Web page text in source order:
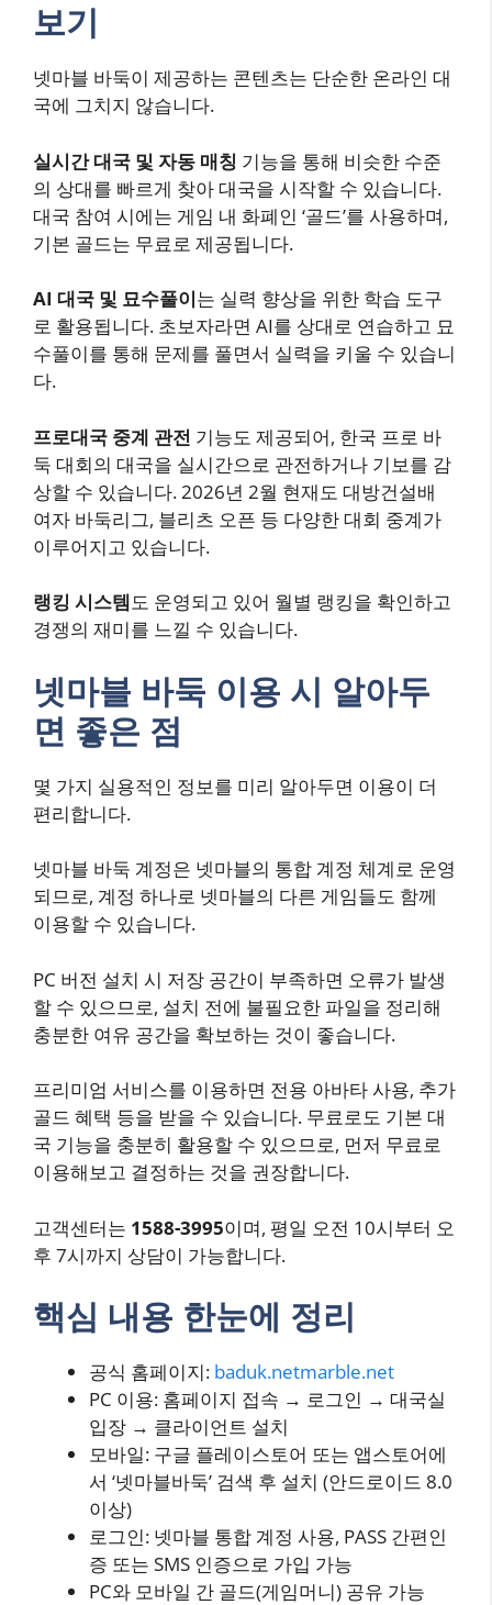
보기
넷마블 바둑이 제공하는 콘텐츠는 단순한 온라인 대
국에 그치지 않습니다.
실시간 대국 및 자동 매칭 기능을 통해 비슷한 수준
의 상대를 빠르게 찾아 대국을 시작할 수 있습니다.
대국 참여 시에는 게임 내 화폐인 ‘골드’를 사용하며,
기본 골드는 무료로 제공됩니다.
AI 대국 및 묘수풀이는 실력 향상을 위한 학습 도구
로 활용됩니다. 초보자라면 AI를 상대로 연습하고 묘
수풀이를 통해 문제를 풀면서 실력을 키울 수 있습니
다.
프로대국 중계 관전 기능도 제공되어, 한국 프로 바
둑 대회의 대국을 실시간으로 관전하거나 기보를 감
상할 수 있습니다. 2026년 2월 현재도 대방건설배
여자 바둑리그, 블리츠 오픈 등 다양한 대회 중계가
이루어지고 있습니다.
랭킹 시스템도 운영되고 있어 월별 랭킹을 확인하고
경쟁의 재미를 느낄 수 있습니다.
넷마블 바둑 이용 시 알아두
면 좋은 점
몇 가지 실용적인 정보를 미리 알아두면 이용이 더
편리합니다.
넷마블 바둑 계정은 넷마블의 통합 계정 체계로 운영
되므로, 계정 하나로 넷마블의 다른 게임들도 함께
이용할 수 있습니다.
PC 버전 설치 시 저장 공간이 부족하면 오류가 발생
할 수 있으므로, 설치 전에 불필요한 파일을 정리해
충분한 여유 공간을 확보하는 것이 좋습니다.
프리미엄 서비스를 이용하면 전용 아바타 사용, 추가
골드 혜택 등을 받을 수 있습니다. 무료로도 기본 대
국 기능을 충분히 활용할 수 있으므로, 먼저 무료로
이용해보고 결정하는 것을 권장합니다.
고객센터는 1588-3995이며, 평일 오전 10시부터 오
후 7시까지 상담이 가능합니다.
핵심 내용 한눈에 정리
공식 홈페이지: baduk.netmarble.net
PC 이용: 홈페이지 접속 → 로그인 → 대국실
입장 → 클라이언트 설치
모바일: 구글 플레이스토어 또는 앱스토어에
서 ‘넷마블바둑’ 검색 후 설치 (안드로이드 8.0
이상)
로그인: 넷마블 통합 계정 사용, PASS 간편인
증 또는 SMS 인증으로 가입 가능
PC와 모바일 간 골드(게임머니) 공유 가능